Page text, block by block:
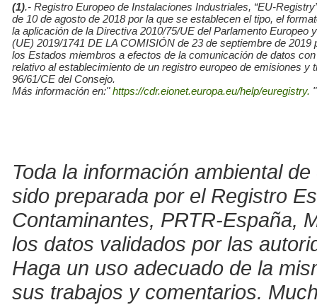
(1).- Registro Europeo de Instalaciones Industriales, “EU-
de 10 de agosto de 2018 por la que se establecen el tipo, el
la aplicación de la Directiva 2010/75/UE del Parlamento
(UE) 2019/1741 DE LA COMISIÓN de 23 de septiembre de
los Estados miembros a efectos de la comunicación de datos
relativo al establecimiento de un registro europeo de emisiones
96/61/CE del Consejo.
Más información en:"https://cdr.eionet.europa.eu/help/euregistry. "
Toda la información ambiental
sido preparada por el Registro
Contaminantes, PRTR-España,
los datos validados por las
Haga un uso adecuado de la
sus trabajos y comentarios.